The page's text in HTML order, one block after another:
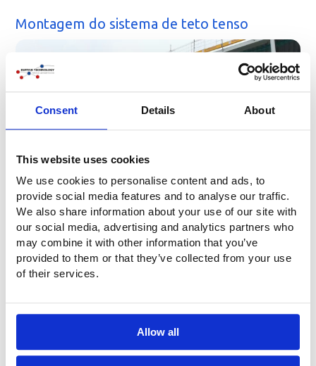
Consent Details About
This website uses cookies
We use cookies to personalise content and ads, to
provide social media features and to analyse our traffic.
We also share information about your use of our site with
our social media, advertising and analytics partners who
may combine it with other information that you’ve
provided to them or that they’ve collected from your use
of their services.
Allow all
Montagem do sistema de teto tenso